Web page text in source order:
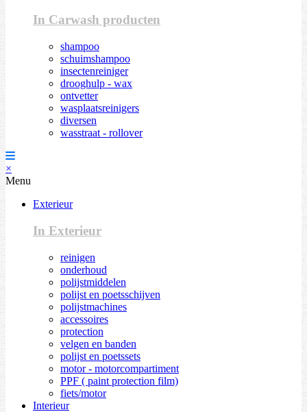
In Carwash producten
shampoo
schuimshampoo
insectenreiniger
drooghulp - wax
ontvetter
wasplaatsreinigers
diversen
wasstraat - rollover
×
Menu
Exterieur
In Exterieur
reinigen
onderhoud
polijstmiddelen
polijst en poetsschijven
polijstmachines
accessoires
protection
velgen en banden
polijst en poetssets
motor - motorcompartiment
PPF ( paint protection film)
fiets/motor
Interieur